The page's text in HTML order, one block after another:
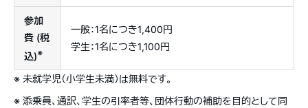
参加
費 (税
込)※
一般：1名につき1,400円
学生：1名につき1,100円
※ 未就学児（小学生未満）は無料です。
※ 添乗員、通訳、学生の引率者等、団体行動の補助を目的として同